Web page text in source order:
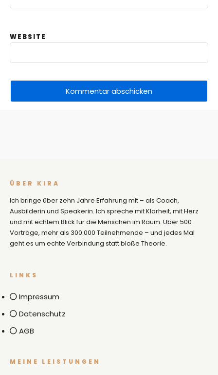
WEBSITE
ÜBER KIRA
Ich bringe über zehn Jahre Erfahrung mit – als Coach,
Ausbilderin und Speakerin. Ich spreche mit Klarheit, mit Herz
und mit echtem Blick für die Menschen im Raum. Über 500
Vorträge, mehr als 300.000 Teilnehmende – und jedes Mal
geht es um echte Verbindung statt bloße Theorie.
LINKS
Impressum
Datenschutz
AGB
MEINE LEISTUNGEN